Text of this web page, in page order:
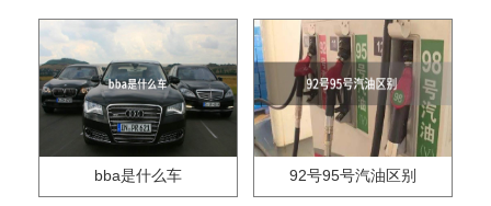
bba是什么车 92号95号汽油区别